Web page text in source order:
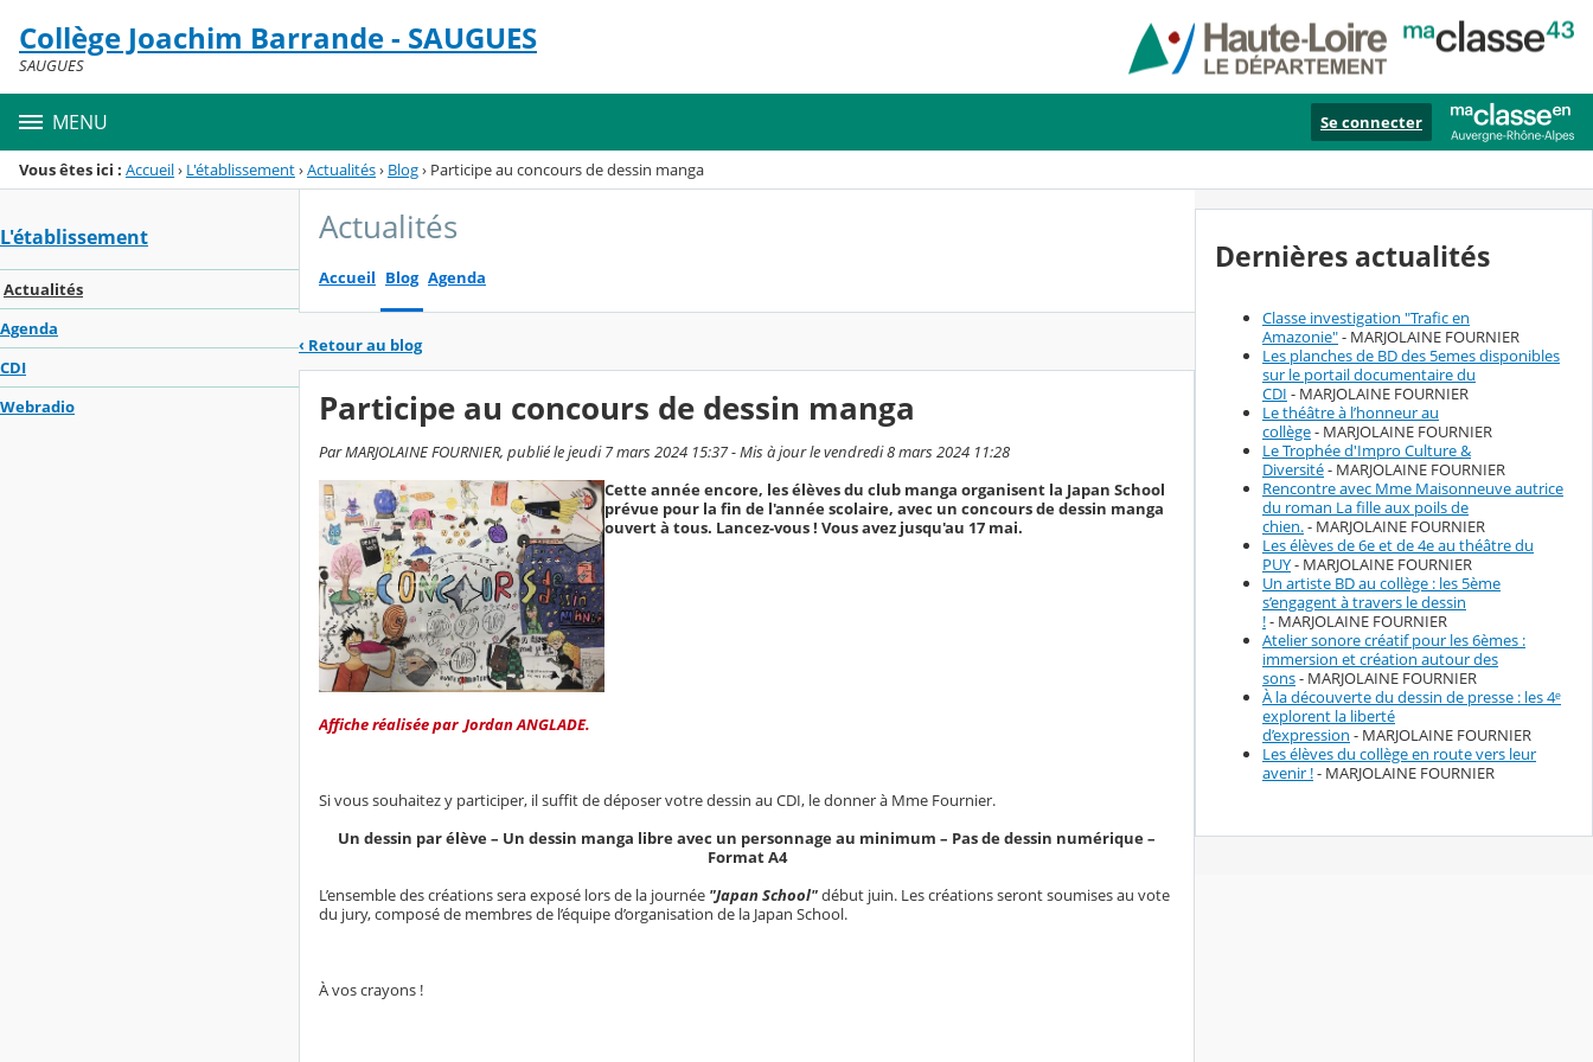
Menu de la rubrique
Contenu
Collège Joachim Barrande - SAUGUES
SAUGUES
MENU Se connecter
Vous êtes ici : Accueil› L'établissement›Actualités› Blog› Participe au concours de dessin manga
L'établissement
Actualités
Agenda
CDI
Webradio
Actualités
Accueil Blog Agenda
‹ Retour au blog
Participe au concours de dessin manga
Par MARJOLAINE FOURNIER, publié le jeudi 7 mars 2024 15:37 - Mis à jour le vendredi 8 mars 2024 11:28
Cette année encore, les élèves du club manga organisent la Japan School
prévue pour la fin de l'année scolaire, avec un concours de dessin manga
ouvert à tous. Lancez-vous ! Vous avez jusqu'au 17 mai.
Affiche réalisée par Jordan ANGLADE.
Si vous souhaitez y participer, il suffit de déposer votre dessin au CDI, le donner à Mme Fournier.
Un dessin par élève – Un dessin manga libre avec un personnage au minimum – Pas de dessin numérique –
Format A4
L’ensemble des créations sera exposé lors de la journée "Japan School"début juin. Les créations seront soumises au vote
du jury, composé de membres de l’équipe d’organisation de la Japan School.
À vos crayons !
Dernières actualités
Classe investigation "Trafic en
Amazonie"- MARJOLAINE FOURNIER
Les planches de BD des 5emes disponibles
sur le portail documentaire du
CDI - MARJOLAINE FOURNIER
Le théâtre à l’honneur au
collège- MARJOLAINE FOURNIER
Le Trophée d'Impro Culture &
Diversité- MARJOLAINE FOURNIER
Rencontre avec Mme Maisonneuve autrice
du roman La fille aux poils de
chien.- MARJOLAINE FOURNIER
Les élèves de 6e et de 4e au théâtre du
PUY- MARJOLAINE FOURNIER
Un artiste BD au collège : les 5ème
s’engagent à travers le dessin
!- MARJOLAINE FOURNIER
Atelier sonore créatif pour les 6èmes :
immersion et création autour des
sons- MARJOLAINE FOURNIER
À la découverte du dessin de presse : les 4ᵉ
explorent la liberté
d’expression - MARJOLAINE FOURNIER
Les élèves du collège en route vers leur
avenir !- MARJOLAINE FOURNIER